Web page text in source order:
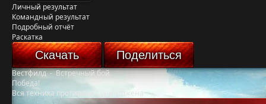
Личный результат
Командный результат
Подробный отчёт
Раскатка
Скачать Поделиться
Вестфилд-Встречный бой
Победа!
Вся техника противника уничтожена